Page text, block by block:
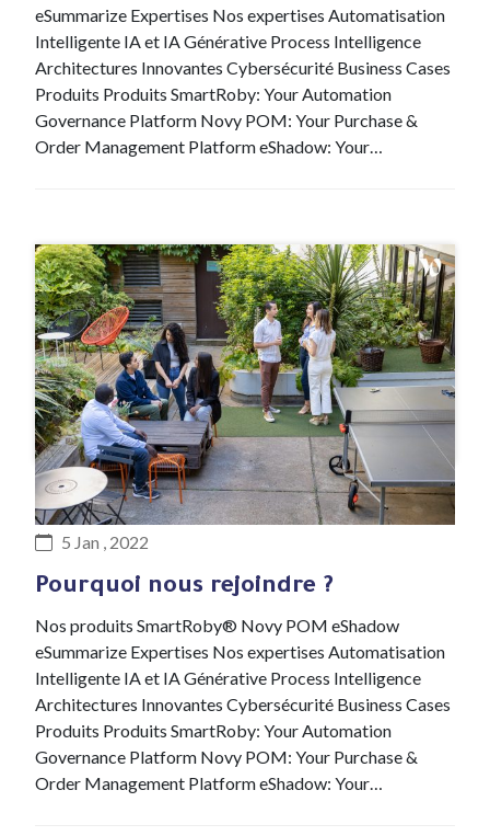
eSummarize Expertises Nos expertises Automatisation
Intelligente IA et IA Générative Process Intelligence
Architectures Innovantes Cybersécurité Business Cases
Produits Produits SmartRoby: Your Automation
Governance Platform Novy POM: Your Purchase &
Order Management Platform eShadow: Your…
#Recrutement
5 Jan , 2022
Pourquoi nous rejoindre ?
Nos produits SmartRoby® Novy POM eShadow
eSummarize Expertises Nos expertises Automatisation
Intelligente IA et IA Générative Process Intelligence
Architectures Innovantes Cybersécurité Business Cases
Produits Produits SmartRoby: Your Automation
Governance Platform Novy POM: Your Purchase &
Order Management Platform eShadow: Your…